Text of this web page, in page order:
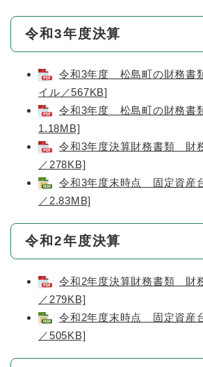
令和3年度決算
令和3年度 松島町の財務書
イル／567KB]
令和3年度 松島町の財務書
1.18MB]
令和3年度決算財務書類 財
／278KB]
令和3年度末時点 固定資産
／2.83MB]
令和2年度決算
令和2年度決算財務書類 財
／279KB]
令和2年度末時点 固定資産
／505KB]